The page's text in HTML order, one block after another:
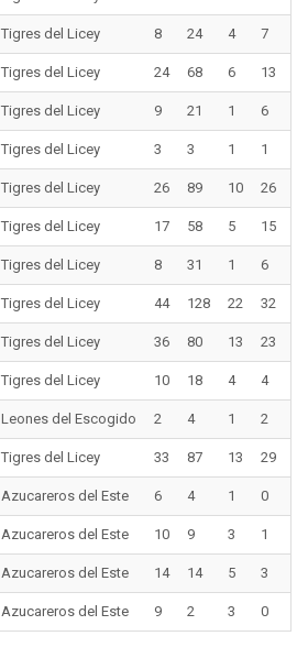
Tigres del Licey 8 24 4 7
Tigres del Licey 24 68 6 13
Tigres del Licey 9 21 1 6
Tigres del Licey 3 3 1 1
Tigres del Licey 26 89 10 26
Tigres del Licey 17 58 5 15
Tigres del Licey 8 31 1 6
Tigres del Licey 44 128 22 32
Tigres del Licey 36 80 13 23
Tigres del Licey 10 18 4 4
Leones del Escogido 2 4 1 2
Tigres del Licey 33 87 13 29
Azucareros del Este 6 4 1 0
Azucareros del Este 10 9 3 1
Azucareros del Este 14 14 5 3
Azucareros del Este 9 2 3 0